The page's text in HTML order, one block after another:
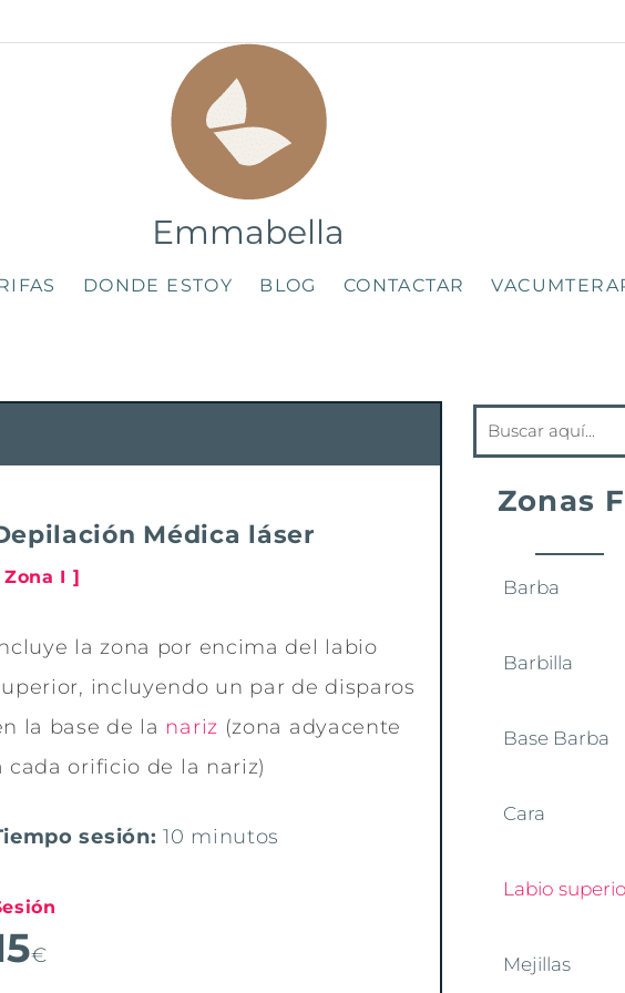
Emmabella
DONDE ESTOY BLOG CONTACTAR
Médica láser
I ]
la zona por encima del labio
incluyendo un par de disparos
la base de la nariz (zona adyacente
cada orificio de la nariz)
sesión: 10 minutos
€
Zonas
Barba
Barbilla
Base Barba
Cara
Labio
Mejillas